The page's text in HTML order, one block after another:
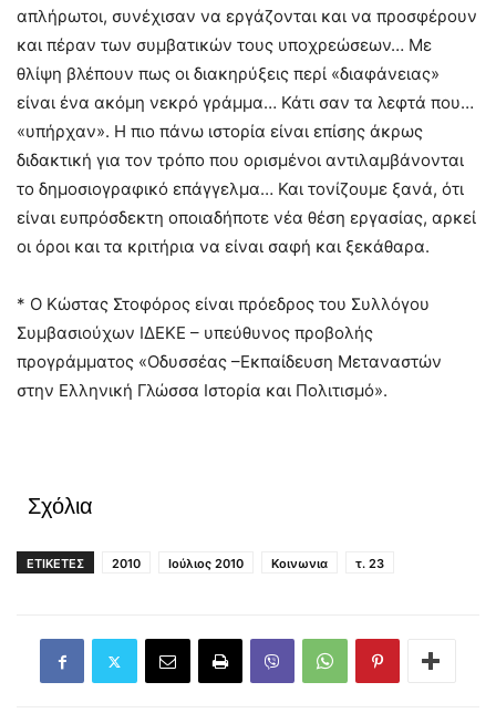
απλήρωτοι, συνέχισαν να εργάζονται και να προσφέρουν
και πέραν των συμβατικών τους υποχρεώσεων… Με
θλίψη βλέπουν πως οι διακηρύξεις περί «διαφάνειας»
είναι ένα ακόμη νεκρό γράμμα… Κάτι σαν τα λεφτά που…
«υπήρχαν». Η πιο πάνω ιστορία είναι επίσης άκρως
διδακτική για τον τρόπο που ορισμένοι αντιλαμβάνονται
το δημοσιογραφικό επάγγελμα… Και τονίζουμε ξανά, ότι
είναι ευπρόσδεκτη οποιαδήποτε νέα θέση εργασίας, αρκεί
οι όροι και τα κριτήρια να είναι σαφή και ξεκάθαρα.
* Ο Κώστας Στοφόρος είναι πρόεδρος του Συλλόγου
Συμβασιούχων ΙΔΕΚΕ – υπεύθυνος προβολής
προγράμματος «Οδυσσέας –Εκπαίδευση Μεταναστών
στην Ελληνική Γλώσσα Ιστορία και Πολιτισμό».
Σχόλια
ΕΤΙΚΕΤΕΣ 2010 Ιούλιος 2010 Κοινωνια τ. 23